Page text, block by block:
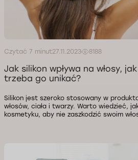
Czytać 7 minut27.11.2023 8188
Jak silikon wpływa na włosy,
trzeba go unikać?
Silikon jest szeroko stosowany w
włosów, ciała i twarzy. Warto wiedzieć,
kosmetyku, aby nie zaszkodzić swoim